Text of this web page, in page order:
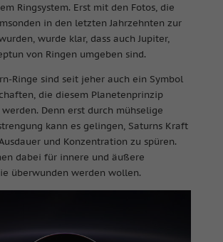
Ringsystem. Erst mit den Fotos, die
in den letzten Jahrzehnten zur
wurde klar, dass auch Jupiter,
von Ringen umgeben sind.
Ringe sind seit jeher auch ein Symbol
die diesem Planetenprinzip
Denn erst durch mühselige
kann es gelingen, Saturns Kraft
und Konzentration zu spüren.
dabei für innere und äußere
überwunden werden wollen.